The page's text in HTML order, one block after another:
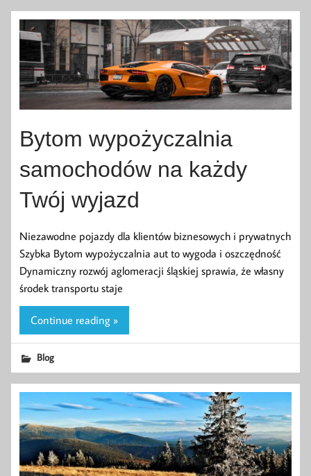
Bytom wypożyczalnia
samochodów na każdy
Twój wyjazd
Niezawodne pojazdy dla klientów biznesowych i prywatnych
Szybka Bytom wypożyczalnia aut to wygoda i oszczędność
Dynamiczny rozwój aglomeracji śląskiej sprawia, że własny
środek transportu staje
Continue reading »
Blog